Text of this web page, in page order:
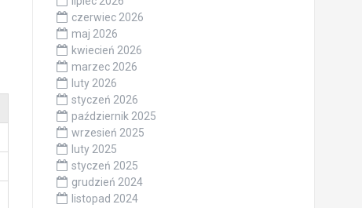
czerwiec 2026
maj 2026
kwiecień 2026
marzec 2026
luty 2026
styczeń 2026
październik 2025
wrzesień 2025
luty 2025
styczeń 2025
grudzień 2024
listopad 2024